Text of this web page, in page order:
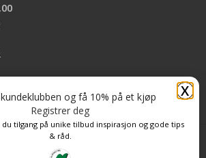
X
og få 10% på et kjøp
Registrer deg
tilgang på unike tilbud inspirasjon og gode tips
& råd.